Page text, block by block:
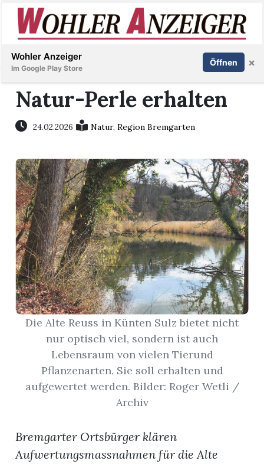
Immobilien
Stellen
E-
Paper
Newsletter
App
Inserieren Abonnieren Anmelden
Natur-Perle erhalten
24.02.2026 Natur,Region Bremgarten
Die Alte Reuss in Künten Sulz bietet nicht
nur optisch viel, sondern ist auch
Lebensraum von vielen Tierund
Pflanzenarten. Sie soll erhalten und
aufgewertet werden. Bilder: Roger Wetli /
Archiv
Bremgarter Ortsbürger klären
Aufwertungsmassnahmen für die Alte
Wohler Anzeiger
Im Google Play Store
Öffnen ×